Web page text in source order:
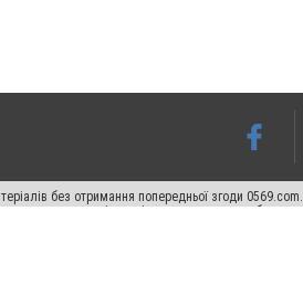
без отримання попередньої згоди
на цитовані статті не нижче другого